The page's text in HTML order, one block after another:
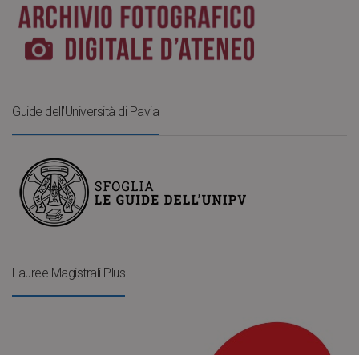
Guide dell’Università di Pavia
Lauree Magistrali Plus